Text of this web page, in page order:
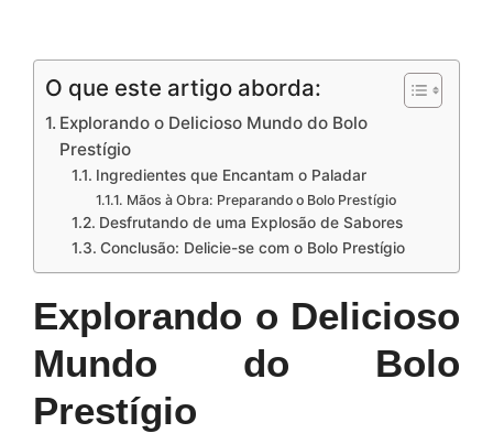
O que este artigo aborda:
Explorando o Delicioso Mundo do Bolo
Prestígio
Ingredientes que Encantam o Paladar
Mãos à Obra: Preparando o Bolo Prestígio
Desfrutando de uma Explosão de Sabores
Conclusão: Delicie-se com o Bolo Prestígio
Explorando o Delicioso
Mundo do Bolo
Prestígio